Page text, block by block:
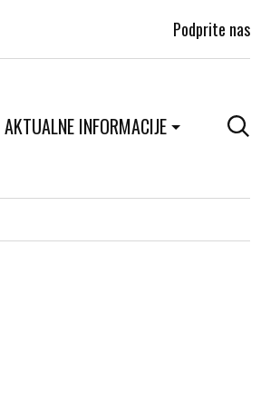
Podprite nas
AKTUALNE INFORMACIJE